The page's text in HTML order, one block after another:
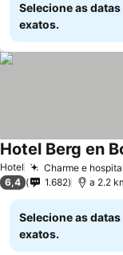
Selecione as
exatos.
Hotel Charme e
Hotel Berg en
6,4 1.682 a 2.2
Selecione as
exatos.